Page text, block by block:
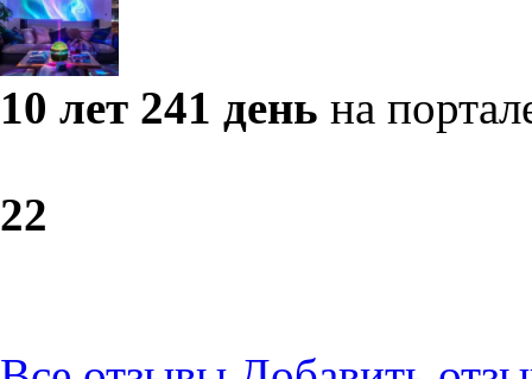
10 лет 241 день на
22